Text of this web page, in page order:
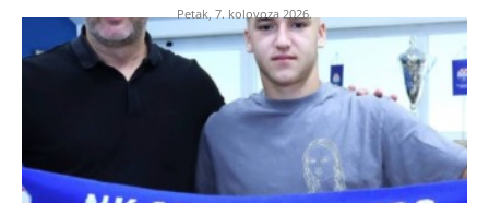
Petak, 7. kolovoza 2026.